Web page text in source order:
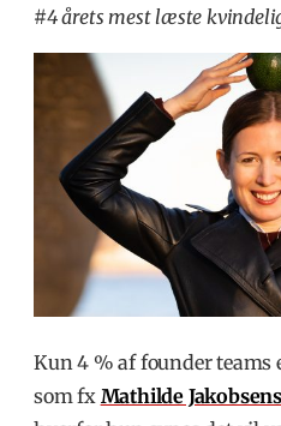
#4 årets mest læste
Kun 4 % af founder
som fx Mathilde Jakobsens